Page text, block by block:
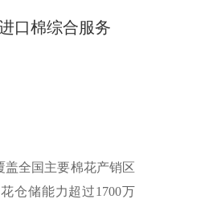
口棉综合服务
全国主要棉花产销区
仓储能力超过1700万